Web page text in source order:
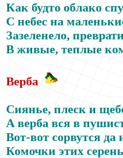
Как будто облако
С небес на
Зазеленело,
В живые, теплые
Верба
Сиянье, плеск и
А верба вся в
Вот-вот сорвутся да
Комочки этих